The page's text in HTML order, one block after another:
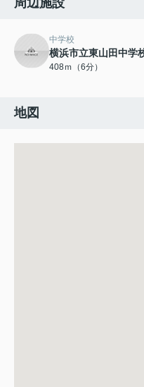
周辺施設
中学校
横浜市立東山田中学
408ｍ（6分）
地図